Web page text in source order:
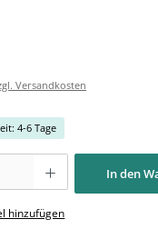
Versandkosten
4-6 Tage
gewünschten Wert ein oder
In den
hinzufügen